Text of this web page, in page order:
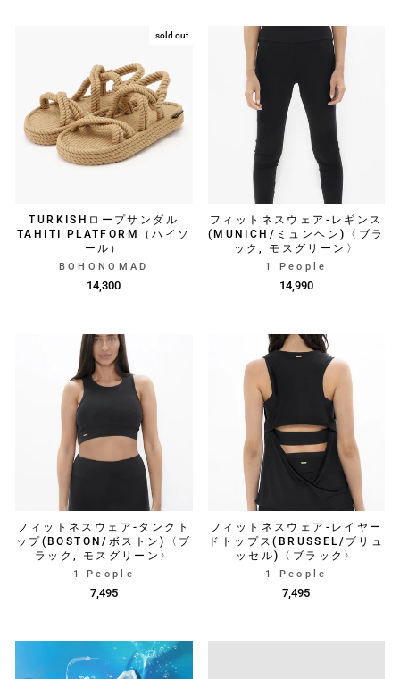
sold out
TURKISHロープサンダル
TAHITI PLATFORM（ハイソ
ール）
BOHONOMAD
14,300
フィットネスウェア-レギンス
(MUNICH/ミュンヘン)〈ブラ
ック, モスグリーン〉
1 People
14,990
フィットネスウェア-タンクト
ップ(BOSTON/ボストン)〈ブ
ラック, モスグリーン〉
1 People
7,495
フィットネスウェア-レイヤー
ドトップス(BRUSSEL/ブリュ
ッセル)〈ブラック〉
1 People
7,495